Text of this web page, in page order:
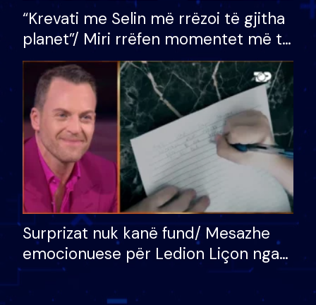
“Krevati me Selin më rrëzoi të gjitha
planet”/ Miri rrëfen momentet më të
bukura në shtëpinë e BB VIP: Do më
mungojë zilja e mëngjesit kur…
Surprizat nuk kanë fund/ Mesazhe
emocionuese për Ledion Liçon nga
nëna dhe fëmijët e tij, moderatori
nuk i mban dot lotët: Nuk meritoj…